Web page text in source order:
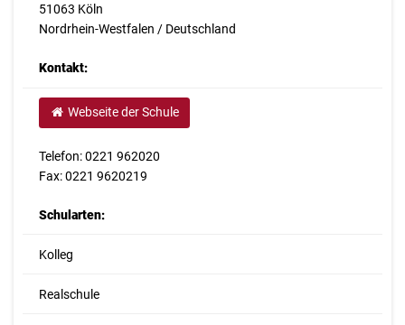
51063 Köln
Nordrhein-Westfalen / Deutschland
Kontakt:
Webseite der Schule
Telefon: 0221 962020
Fax: 0221 9620219
Schularten:
Kolleg
Realschule